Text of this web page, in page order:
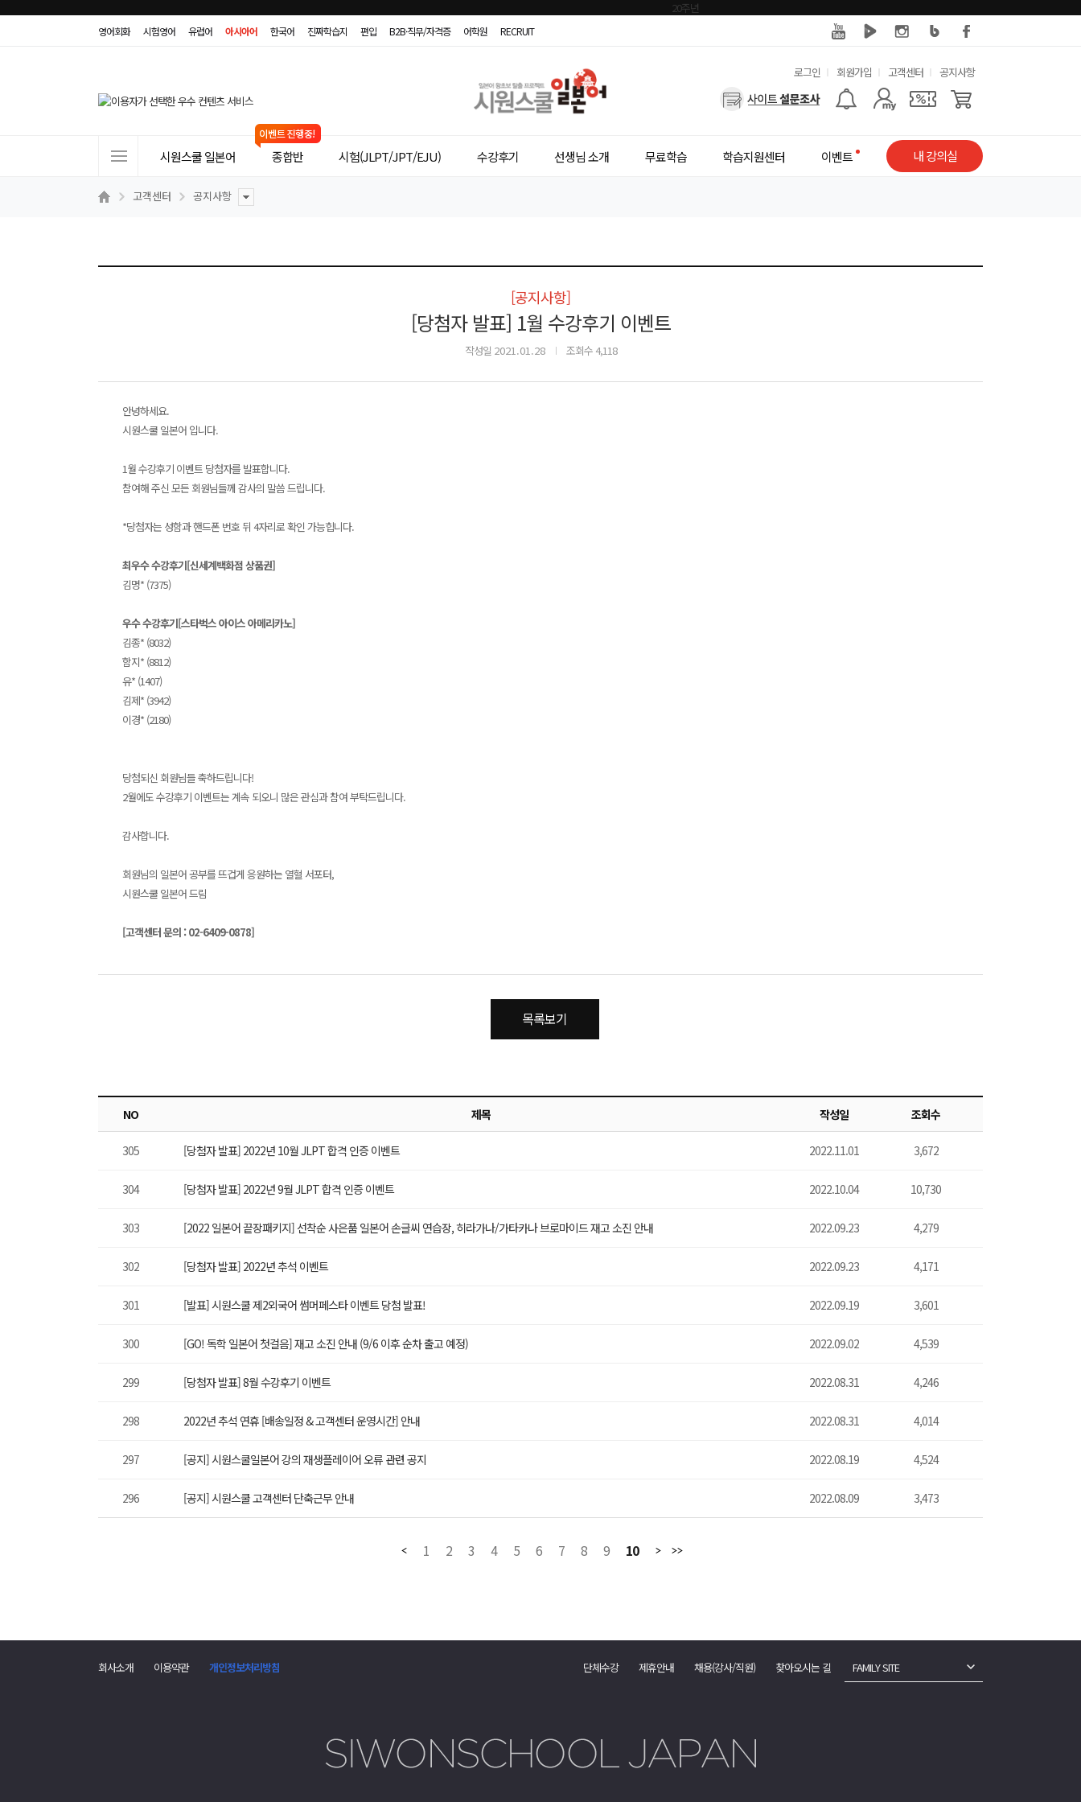
영어회화 시험영어 유럽어 아시아어 한국어 진짜학습지 편입 B2B·직무/자격증 어학원 RECRUIT
어
유
용
로그인 회원가입 고객센터 공지사항
사
메
트
시원스쿨 일본어 종합반 시험(JLPT/JPT/EJU) 수강후기 선생님 소개 무료학습 학습지원센터 이벤트 내 강의실
고객센터 공지사항
[공지사항]
[당첨자 발표] 1월 수강후기 이벤트
작성일 2021.01.28 조회수 4,118
안녕하세요.
시원스쿨 일본어 입니다.
1월 수강후기 이벤트 당첨자를 발표합니다.
참여해 주신 모든 회원님들께 감사의 말씀 드립니다.
*당첨자는 성함과 핸드폰 번호 뒤 4자리로 확인 가능힙니다.
최우수 수강후기[신세계백화점 상품권]
김명* (7375)
우수 수강후기[스타벅스 아이스 아메리카노]
김종* (8032)
함지* (8812)
유* (1407)
김제* (3942)
이경* (2180)
당첨되신 회원님들 축하드립니다!
2월에도 수강후기 이벤트는 계속 되오니 많은 관심과 참여 부탁드립니다.
감사합니다.
회원님의 일본어 공부를 뜨겁게 응원하는 열혈 서포터,
시원스쿨 일본어 드림
[고객센터 문의 : 02-6409-0878]
목록보기
NO 제목 작성일 조회수
305 [당첨자 발표] 2022년 10월 JLPT 합격 인증 이벤트 2022.11.01 3,672
304 [당첨자 발표] 2022년 9월 JLPT 합격 인증 이벤트 2022.10.04 10,730
303 [2022 일본어 끝장패키지] 선착순 사은품 일본어 손글씨 연습장, 히라가나/가타카나 브로마이드 재고 소진 안내 2022.09.23 4,279
302 [당첨자 발표] 2022년 추석 이벤트 2022.09.23 4,171
301 [발표] 시원스쿨 제2외국어 썸머페스타 이벤트 당첨 발표! 2022.09.19 3,601
300 [GO! 독학 일본어 첫걸음] 재고 소진 안내 (9/6 이후 순차 출고 예정) 2022.09.02 4,539
299 [당첨자 발표] 8월 수강후기 이벤트 2022.08.31 4,246
298 2022년 추석 연휴 [배송일정 & 고객센터 운영시간] 안내 2022.08.31 4,014
297 [공지] 시원스쿨일본어 강의 재생플레이어 오류 관련 공지 2022.08.19 4,524
296 [공지] 시원스쿨 고객센터 단축근무 안내 2022.08.09 3,473
1 2 3 4 5 6 7 8 9 10
회사소개 이용약관 개인정보처리방침 단체수강 제휴안내 채용(강사/직원) 찾아오시는 길 FAMILY SITE